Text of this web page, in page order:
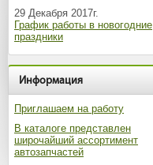
29 Декабря 2017г.
График работы в новогодние
праздники
Информация
Приглашаем на работу
В каталоге представлен
широчайший ассортимент
автозапчастей